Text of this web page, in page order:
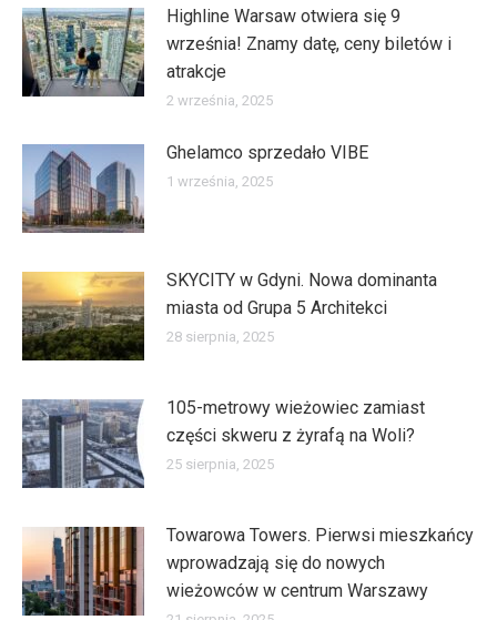
Highline Warsaw otwiera się 9
września! Znamy datę, ceny biletów i
atrakcje
2 września, 2025
Ghelamco sprzedało VIBE
1 września, 2025
SKYCITY w Gdyni. Nowa dominanta
miasta od Grupa 5 Architekci
28 sierpnia, 2025
105-metrowy wieżowiec zamiast
części skweru z żyrafą na Woli?
25 sierpnia, 2025
Towarowa Towers. Pierwsi mieszkańcy
wprowadzają się do nowych
wieżowców w centrum Warszawy